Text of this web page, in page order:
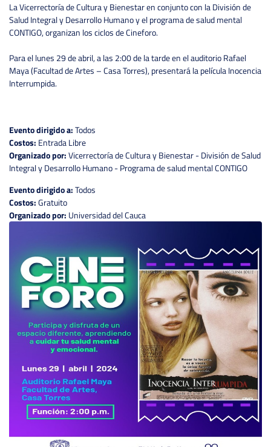
La Vicerrectoría de Cultura y Bienestar en conjunto con la División de
Salud Integral y Desarrollo Humano y el programa de salud mental
CONTIGO, organizan los ciclos de Cineforo.
Para el lunes 29 de abril, a las 2:00 de la tarde en el auditorio Rafael
Maya (Facultad de Artes – Casa Torres), presentará la película Inocencia
Interrumpida.
Evento dirigido a:Todos
Costos: Entrada Libre
Organizado por:Vicerrectoría de Cultura y Bienestar - División de Salud
Integral y Desarrollo Humano - Programa de salud mental CONTIGO
Evento dirigido a:Todos
Costos:Gratuito
Organizado por: Universidad del Cauca